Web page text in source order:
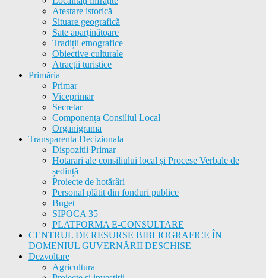
Atestare istorică
Situare geografică
Sate aparținătoare
Tradiții etnografice
Obiective culturale
Atracții turistice
Primăria
Primar
Viceprimar
Secretar
Componența Consiliul Local
Organigrama
Transparenta Decizionala
Dispozitii Primar
Hotarari ale consiliului local și Procese Verbale de
ședință
Proiecte de hotărâri
Personal plătit din fonduri publice
Buget
SIPOCA 35
PLATFORMA E-CONSULTARE
CENTRUL DE RESURSE BIBLIOGRAFICE ÎN
DOMENIUL GUVERNĂRII DESCHISE
Dezvoltare
Agricultura